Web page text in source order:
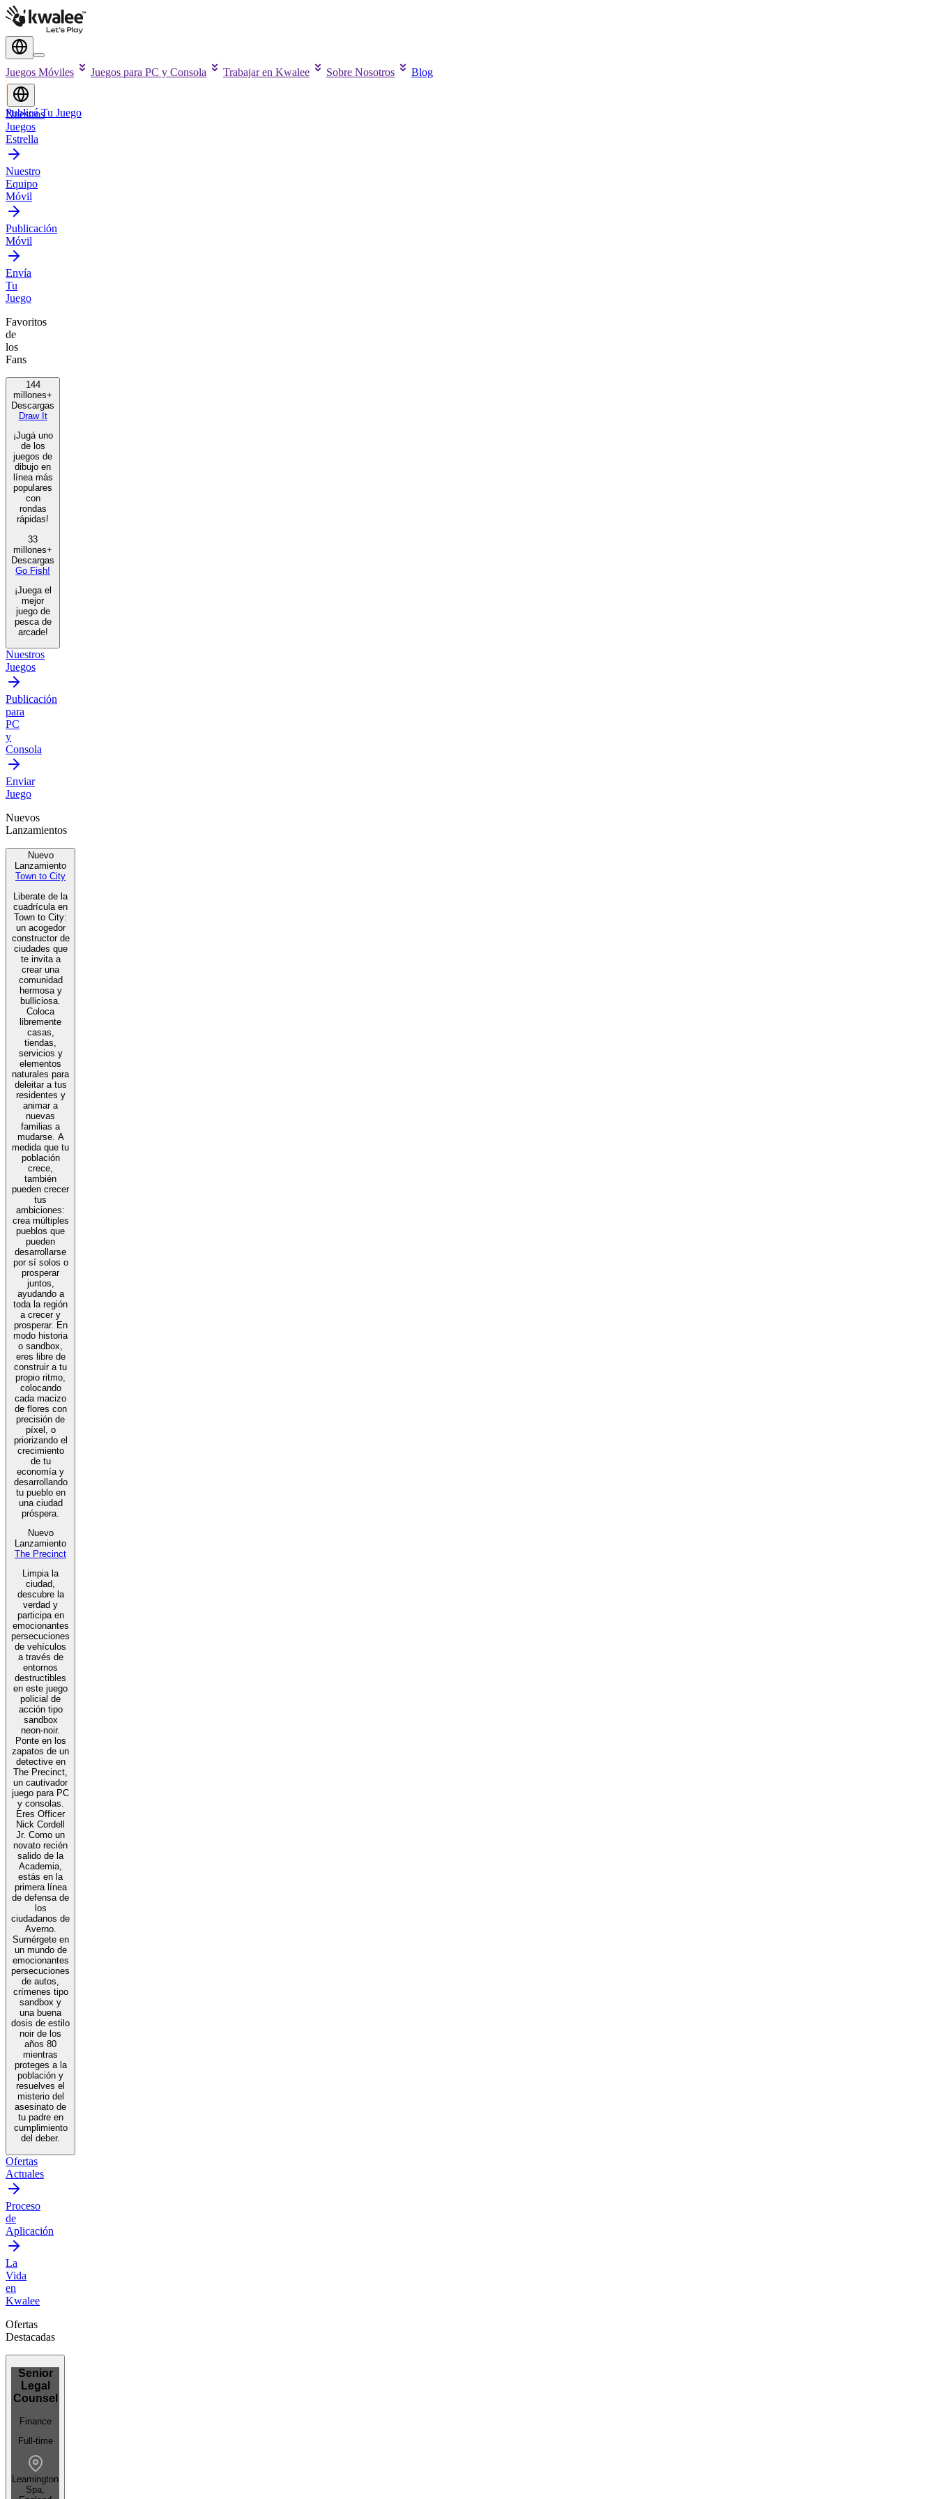
Juegos Móviles Juegos para PC y Consola Trabajar en Kwalee Sobre Nosotros Blog
Publicá Tu Juego
Nuestros
Juegos
Estrella
Nuestro
Equipo
Móvil
Publicación
Móvil
Envía
Tu
Juego
Favoritos
de
los
Fans
144
millones+
Descargas
Draw It
¡Jugá uno
de los
juegos de
dibujo en
línea más
populares
con
rondas
rápidas!
33
millones+
Descargas
Go Fish!
¡Juega el
mejor
juego de
pesca de
arcade!
Nuestros
Juegos
Publicación
para
PC
y
Consola
Enviar
Juego
Nuevos
Lanzamientos
Nuevo
Lanzamiento
Town to City
Liberate de la
cuadrícula en
Town to City:
un acogedor
constructor de
ciudades que
te invita a
crear una
comunidad
hermosa y
bulliciosa.
Coloca
libremente
casas,
tiendas,
servicios y
elementos
naturales para
deleitar a tus
residentes y
animar a
nuevas
familias a
mudarse. A
medida que tu
población
crece,
también
pueden crecer
tus
ambiciones:
crea múltiples
pueblos que
pueden
desarrollarse
por sí solos o
prosperar
juntos,
ayudando a
toda la región
a crecer y
prosperar. En
modo historia
o sandbox,
eres libre de
construir a tu
propio ritmo,
colocando
cada macizo
de flores con
precisión de
píxel, o
priorizando el
crecimiento
de tu
economía y
desarrollando
tu pueblo en
una ciudad
próspera.
Nuevo
Lanzamiento
The Precinct
Limpia la
ciudad,
descubre la
verdad y
participa en
emocionantes
persecuciones
de vehículos
a través de
entornos
destructibles
en este juego
policial de
acción tipo
sandbox
neon-noir.
Ponte en los
zapatos de un
detective en
The Precinct,
un cautivador
juego para PC
y consolas.
Eres Officer
Nick Cordell
Jr. Como un
novato recién
salido de la
Academia,
estás en la
primera línea
de defensa de
los
ciudadanos de
Averno.
Sumérgete en
un mundo de
emocionantes
persecuciones
de autos,
crímenes tipo
sandbox y
una buena
dosis de estilo
noir de los
años 80
mientras
proteges a la
población y
resuelves el
misterio del
asesinato de
tu padre en
cumplimiento
del deber.
Ofertas
Actuales
Proceso
de
Aplicación
La
Vida
en
Kwalee
Ofertas
Destacadas
Senior
Legal
Counsel
Finance
Full-time
Leamington
Spa,